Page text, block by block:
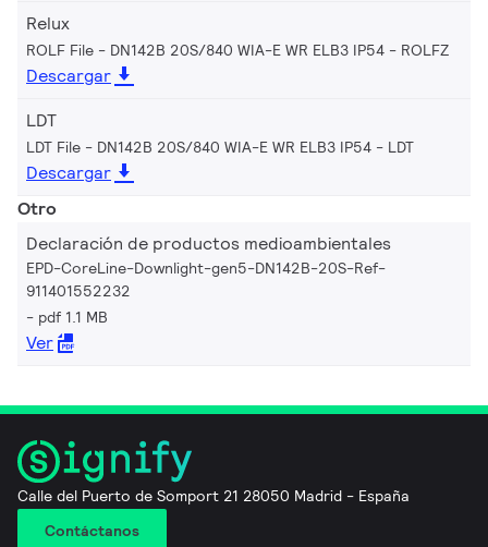
Relux
ROLF File - DN142B 20S/840 WIA-E WR ELB3 IP54 ROLFZ
Descargar
LDT
LDT File - DN142B 20S/840 WIA-E WR ELB3 IP54 LDT
Descargar
Otro
Declaración de productos medioambientales
EPD-CoreLine-Downlight-gen5-DN142B-20S-Ref-
911401552232
pdf 1.1 MB
Ver
Calle del Puerto de Somport 21 28050 Madrid - España
Contáctanos